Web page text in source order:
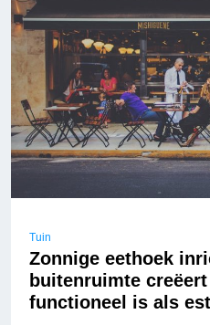
Tuin
Zonnige eethoek
buitenruimte
functioneel is als